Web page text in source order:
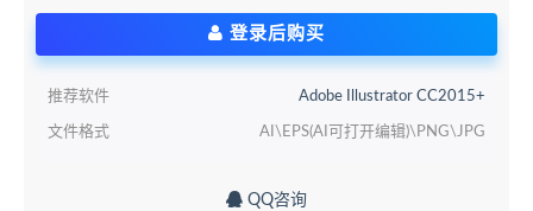
登录后购买
推荐软件 Adobe Illustrator CC2015+
文件格式 AI\EPS(AI可打开编辑)\PNG\JPG
QQ咨询